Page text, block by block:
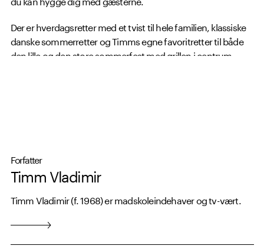
Der er hverdagsretter med et tvist til hele familien, klassiske
danske sommerretter og Timms egne favoritretter til både
den lille og den store sommerfest med grillen i centrum
Forfatter
Timm Vladimir
Timm Vladimir (f. 1968) er madskoleindehaver og tv-vært.